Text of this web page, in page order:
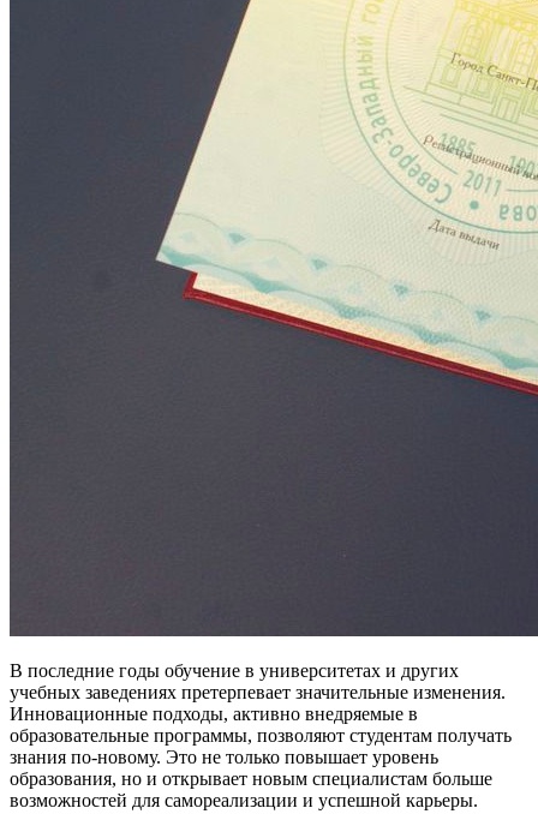
В последние годы обучение в университетах и других
учебных заведениях претерпевает значительные изменения.
Инновационные подходы, активно внедряемые в
образовательные программы, позволяют студентам получать
знания по-новому. Это не только повышает уровень
образования, но и открывает новым специалистам больше
возможностей для самореализации и успешной карьеры.